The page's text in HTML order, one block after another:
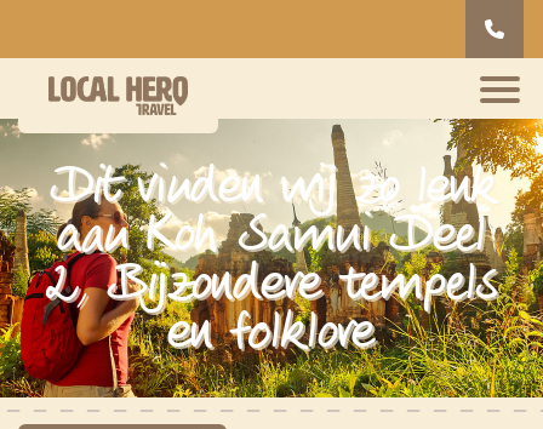
Dit vinden wij zo leuk
aan Koh Samui Deel
2, Bijzondere tempels
en folklore